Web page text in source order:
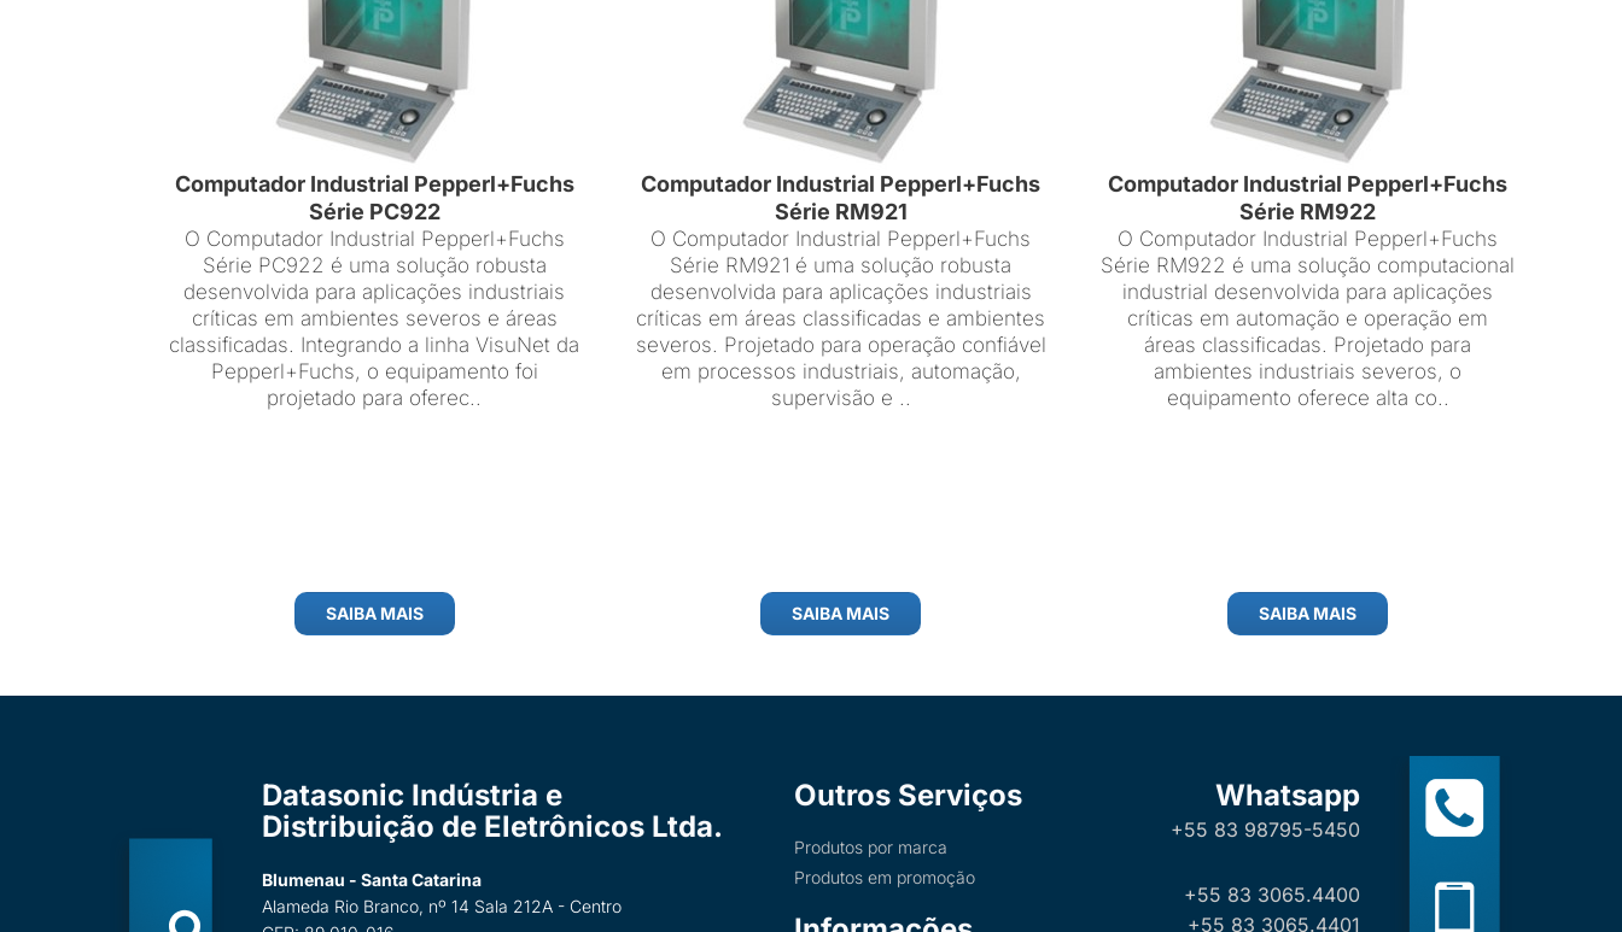
Computador Industrial Pepperl+Fuchs
Série PC922
O Computador Industrial Pepperl+Fuchs
Série PC922 é uma solução robusta
desenvolvida para aplicações industriais
críticas em ambientes severos e áreas
classificadas. Integrando a linha VisuNet da
Pepperl+Fuchs, o equipamento foi
projetado para oferec..
SAIBA MAIS
Computador Industrial Pepperl+Fuchs
Série RM921
O Computador Industrial Pepperl+Fuchs
Série RM921 é uma solução robusta
desenvolvida para aplicações industriais
críticas em áreas classificadas e ambientes
severos. Projetado para operação confiável
em processos industriais, automação,
supervisão e ..
SAIBA MAIS
Computador Industrial Pepperl+Fuchs
Série RM922
O Computador Industrial Pepperl+Fuchs
Série RM922 é uma solução computacional
industrial desenvolvida para aplicações
críticas em automação e operação em
áreas classificadas. Projetado para
ambientes industriais severos, o
equipamento oferece alta co..
SAIBA MAIS
Datasonic Indústria e
Distribuição de Eletrônicos Ltda.
Blumenau - Santa Catarina
Alameda Rio Branco, nº 14 Sala 212A - Centro
Outros Serviços
Produtos por marca
Produtos em promoção
Whatsapp
+55 83 98795-5450
+55 83 3065.4400
+55 83 3065.4401